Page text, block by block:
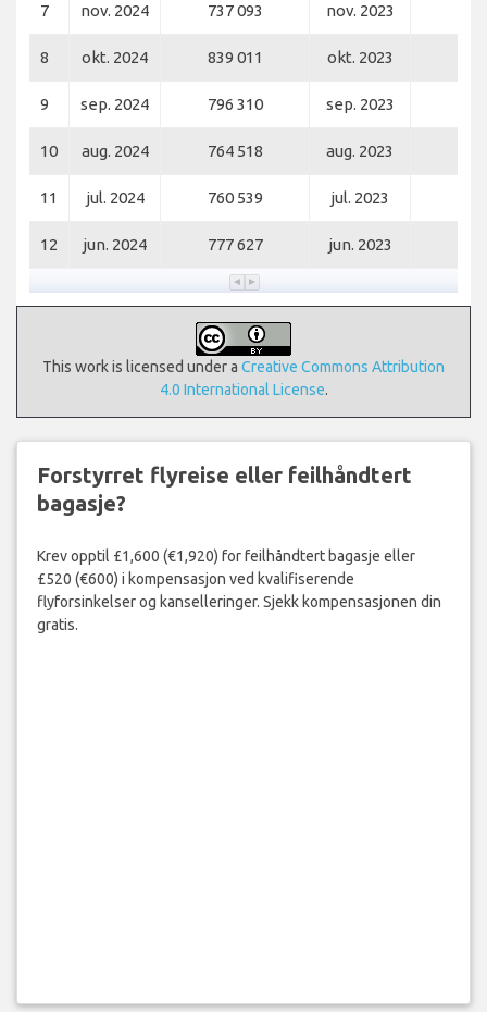
7 nov. 2024 737 093 nov. 2023
8 okt. 2024 839 011 okt. 2023
9 sep. 2024 796 310 sep. 2023
10 aug. 2024 764 518 aug. 2023
11 jul. 2024 760 539 jul. 2023
12 jun. 2024 777 627 jun. 2023
This work is licensed under a Creative Commons Attribution
4.0 International License.
Forstyrret flyreise eller feilhåndtert
bagasje?
Krev opptil £1,600 (€1,920) for feilhåndtert bagasje eller
£520 (€600) i kompensasjon ved kvalifiserende
flyforsinkelser og kanselleringer. Sjekk kompensasjonen din
gratis.